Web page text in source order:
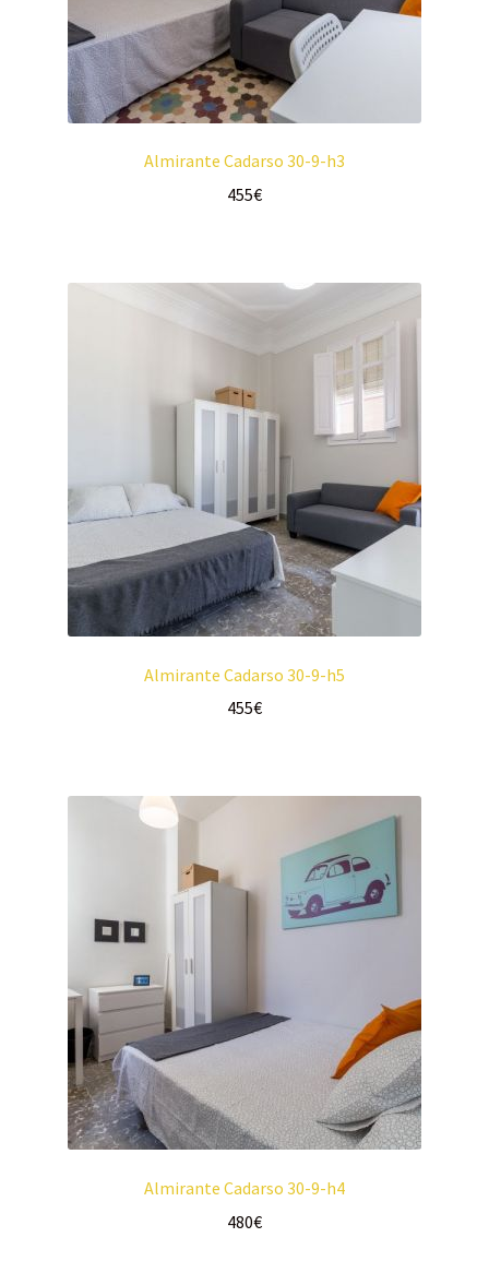
Almirante Cadarso 30-9-h3
455€
Almirante Cadarso 30-9-h5
455€
Almirante Cadarso 30-9-h4
480€